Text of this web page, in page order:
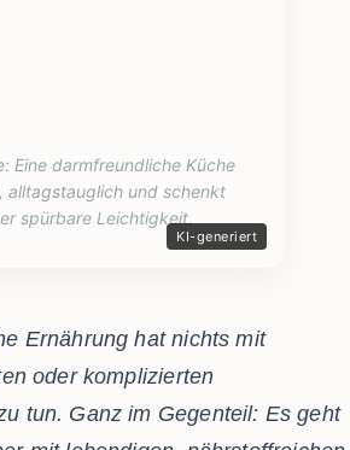
Eine darmfreundliche Küche
alltagstauglich und schenkt
spürbare Leichtigkeit.
Ernährung hat nichts mit
oder komplizierten
tun. Ganz im Gegenteil: Es geht